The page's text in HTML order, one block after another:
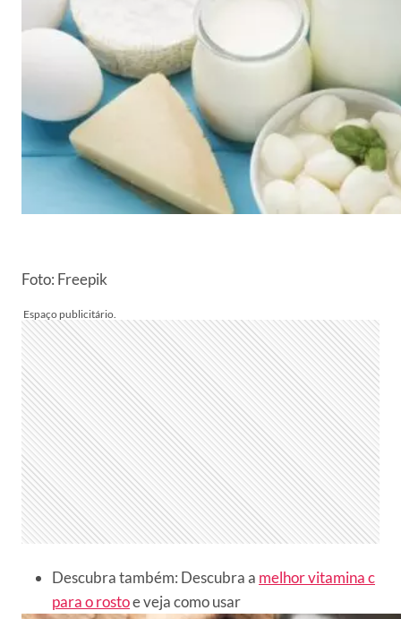
Foto: Freepik
Descubra também: Descubra a melhor vitamina c
para o rostoe veja como usar